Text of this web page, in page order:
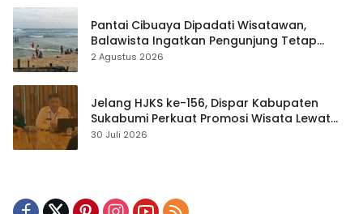
Pantai Cibuaya Dipadati Wisatawan,
Balawista Ingatkan Pengunjung Tetap
Waspada
2 Agustus 2026
Jelang HJKS ke-156, Dispar Kabupaten
Sukabumi Perkuat Promosi Wisata Lewat
Publikasi Digital
30 Juli 2026